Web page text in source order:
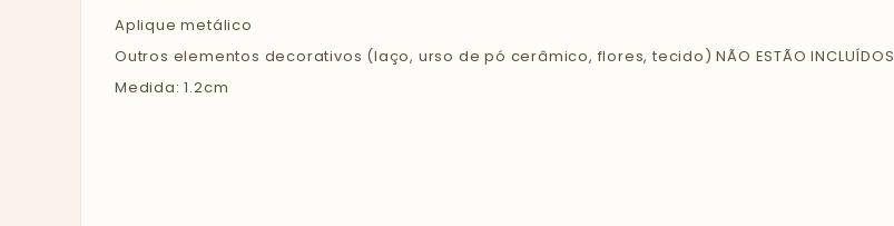
Aplique metálico
Outros elementos decorativos (laço, urso de pó cerâmico, flores, tecido) NÃO ESTÃO INCLUÍDOS
Medida: 1.2cm